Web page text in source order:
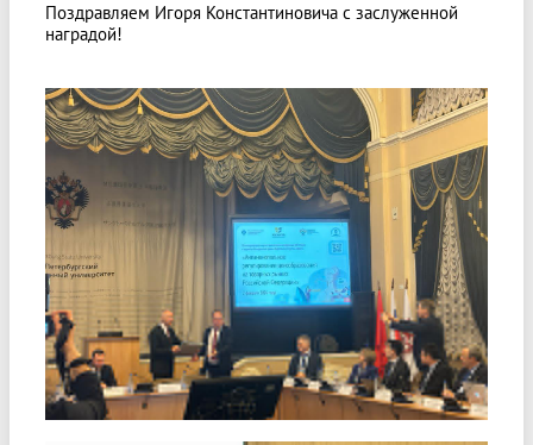
Поздравляем Игоря Константиновича с заслуженной
наградой!